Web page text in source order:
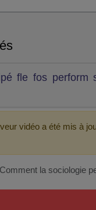
fle fos perform
vidéo a été mis à
Comment la sociologie